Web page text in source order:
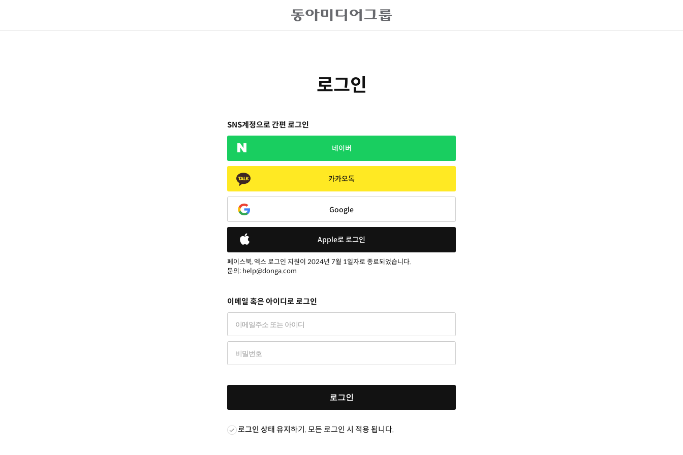
로그인
SNS계정으로 간편 로그인
네이버
카카오톡
Google
Apple로 로그인
페이스북, 엑스 로그인 지원이 2024년 7월 1일자로 종료되었습니다.
문의: help@donga.com
이메일 혹은 아이디로 로그인
로그인
로그인 상태 유지하기. 모든 로그인 시 적용 됩니다.